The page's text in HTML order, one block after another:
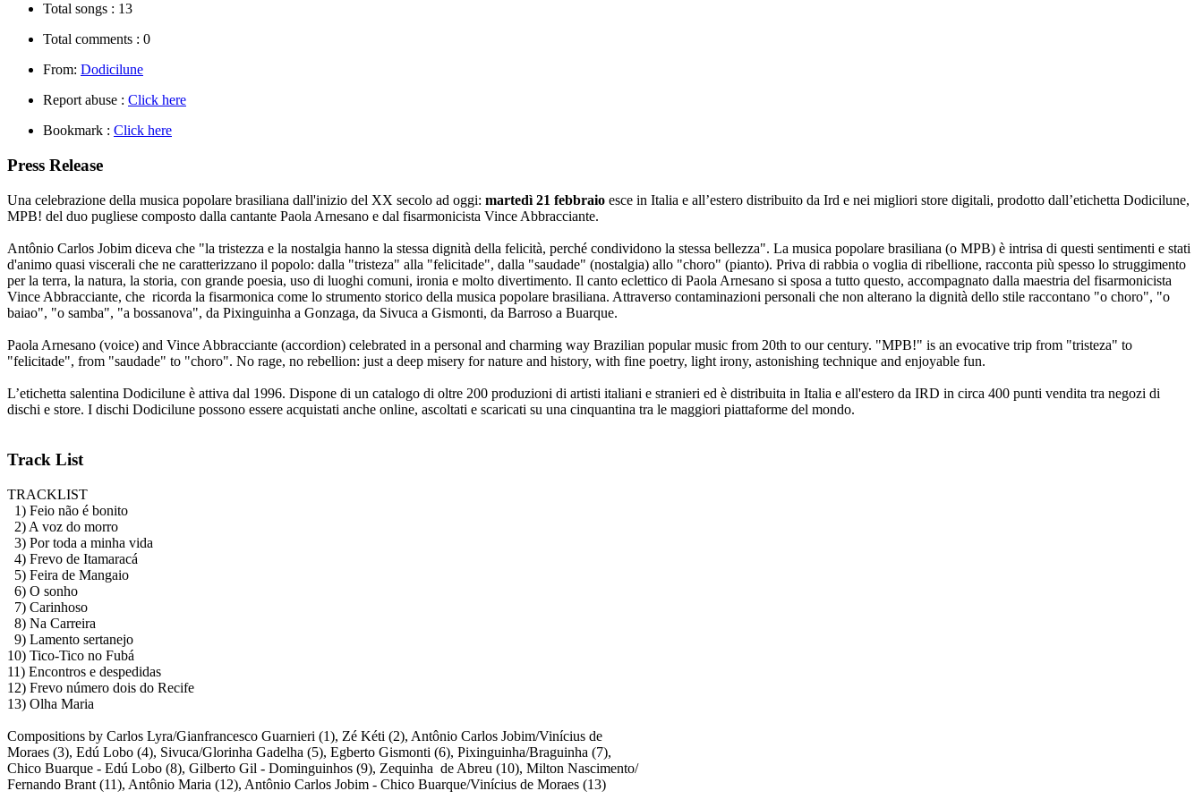
Total songs : 13
Total comments : 0
From: Dodicilune
Report abuse : Click here
Bookmark : Click here
Press Release
Una celebrazione della musica popolare brasiliana dall'inizio del XX secolo ad oggi: martedì 21 febbraio esce in Italia e all’estero distribuito da Ird e nei migliori store digitali, prodotto dall’etichetta Dodicilune,
MPB! del duo pugliese composto dalla cantante Paola Arnesano e dal fisarmonicista Vince Abbracciante.
Antônio Carlos Jobim diceva che "la tristezza e la nostalgia hanno la stessa dignità della felicità, perché condividono la stessa bellezza". La musica popolare brasiliana (o MPB) è intrisa di questi sentimenti e stati
d'animo quasi viscerali che ne caratterizzano il popolo: dalla "tristeza" alla "felicitade", dalla "saudade" (nostalgia) allo "choro" (pianto). Priva di rabbia o voglia di ribellione, racconta più spesso lo struggimento
per la terra, la natura, la storia, con grande poesia, uso di luoghi comuni, ironia e molto divertimento. Il canto eclettico di Paola Arnesano si sposa a tutto questo, accompagnato dalla maestria del fisarmonicista
Vince Abbracciante, che ricorda la fisarmonica come lo strumento storico della musica popolare brasiliana. Attraverso contaminazioni personali che non alterano la dignità dello stile raccontano "o choro", "o
baiao", "o samba", "a bossanova", da Pixinguinha a Gonzaga, da Sivuca a Gismonti, da Barroso a Buarque.
Paola Arnesano (voice) and Vince Abbracciante (accordion) celebrated in a personal and charming way Brazilian popular music from 20th to our century. "MPB!" is an evocative trip from "tristeza" to
"felicitade", from "saudade" to "choro". No rage, no rebellion: just a deep misery for nature and history, with fine poetry, light irony, astonishing technique and enjoyable fun.
L’etichetta salentina Dodicilune è attiva dal 1996. Dispone di un catalogo di oltre 200 produzioni di artisti italiani e stranieri ed è distribuita in Italia e all'estero da IRD in circa 400 punti vendita tra negozi di
dischi e store. I dischi Dodicilune possono essere acquistati anche online, ascoltati e scaricati su una cinquantina tra le maggiori piattaforme del mondo.
Track List
TRACKLIST
1) Feio não é bonito
2) A voz do morro
3) Por toda a minha vida
4) Frevo de Itamaracá
5) Feira de Mangaio
6) O sonho
7) Carinhoso
8) Na Carreira
9) Lamento sertanejo
10) Tico-Tico no Fubá
11) Encontros e despedidas
12) Frevo número dois do Recife
13) Olha Maria
Compositions by Carlos Lyra/Gianfrancesco Guarnieri (1), Zé Kéti (2), Antônio Carlos Jobim/Vinícius de
Moraes (3), Edú Lobo (4), Sivuca/Glorinha Gadelha (5), Egberto Gismonti (6), Pixinguinha/Braguinha (7),
Chico Buarque - Edú Lobo (8), Gilberto Gil - Dominguinhos (9), Zequinha de Abreu (10), Milton Nascimento/
Fernando Brant (11), Antônio Maria (12), Antônio Carlos Jobim - Chico Buarque/Vinícius de Moraes (13)